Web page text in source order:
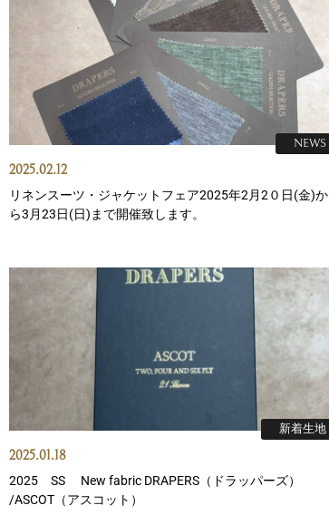
2025.02.12
NEWS
リネンスーツ・ジャケットフェア2025年2月2０日(金)か
ら3月23日(日)まで開催致します。
2025.01.18
新着生地
2025 SS New fabric DRAPERS（ドラッパーズ）
/ASCOT（アスコット）